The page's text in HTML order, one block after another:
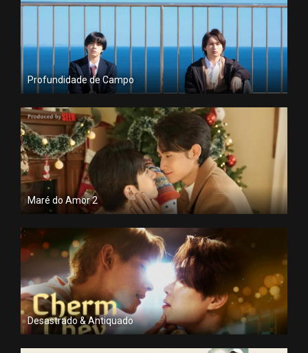
Profundidade de Campo
Maré do Amor 2
Desastrado & Antiquado